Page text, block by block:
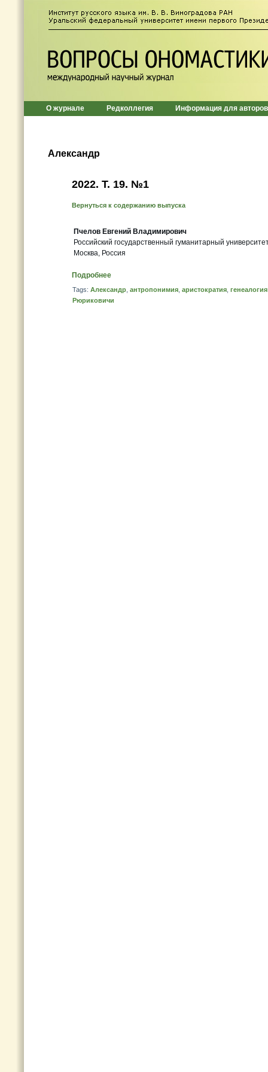
О журнале Редколлегия Информация для авторов
Александр
2022. Т. 19. №1
Вернуться к содержанию выпуска
Пчелов Евгений Владимирович
Российский государственный гуманитарный
Москва, Россия
Подробнее
Tags: Александр антропонимия аристократия генеалогия
Рюриковичи